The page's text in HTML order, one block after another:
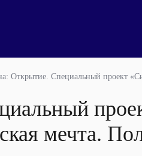
Открытие. Специальный проект
мечта.